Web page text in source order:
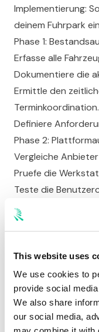
This website uses
We use cookies to
provide social
We also share
our social media,
Implementierung:
deinem Fuhrpark ein
Phase 1:
Erfasse alle
Dokumentiere die
Ermittle den
Terminkoordination.
Definiere
Phase 2:
Vergleiche
Pruefe die
Teste die
Klaere
(Buchhaltung, ERP).
Starte mit einer
Fahrzeugen.
Buche alle
Plattform.
Sammle Feedback